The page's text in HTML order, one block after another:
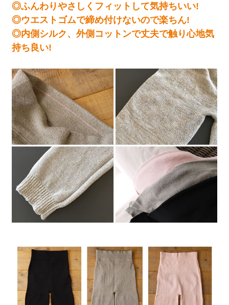
◎ふんわりやさしくフィットして気持ちいい!
◎ウエストゴムで締め付けないので楽ちん!
◎内側シルク、外側コットンで丈夫で触り心地気
持ち良い!